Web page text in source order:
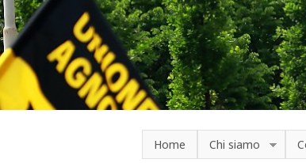
Salta al contenuto principale
Home Chi siamo